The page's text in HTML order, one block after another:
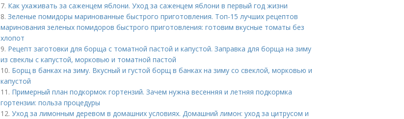
7. Как ухаживать за саженцем яблони. Уход за саженцем яблони в первый год жизни
8. Зеленые помидоры маринованные быстрого приготовления. Топ-15 лучших рецептов
маринования зеленых помидоров быстрого приготовления: готовим вкусные томаты без
хлопот
9. Рецепт заготовки для борща с томатной пастой и капустой. Заправка для борща на зиму
из свеклы с капустой, морковью и томатной пастой
10. Борщ в банках на зиму. Вкусный и густой борщ в банках на зиму со свеклой, морковью и
капустой
11. Примерный план подкормок гортензий. Зачем нужна весенняя и летняя подкормка
гортензии: польза процедуры
12. Уход за лимонным деревом в домашних условиях. Домашний лимон: уход за цитрусом и